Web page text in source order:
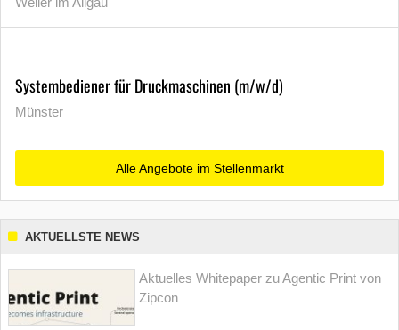
Systembediener für Druckmaschinen (m/w/d)
Münster
Alle Angebote im Stellenmarkt
AKTUELLSTE NEWS
Aktuelles Whitepaper zu Agentic Print von
Zipcon